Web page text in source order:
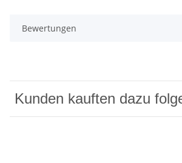
Bewertungen
Kunden kauften dazu